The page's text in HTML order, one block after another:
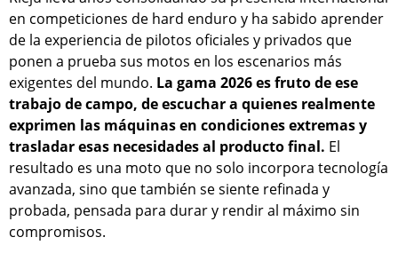
en competiciones de hard enduro y ha sabido aprender
de la experiencia de pilotos oficiales y privados que
ponen a prueba sus motos en los escenarios más
exigentes del mundo. La gama 2026 es fruto de ese
trabajo de campo, de escuchar a quienes realmente
exprimen las máquinas en condiciones extremas y
trasladar esas necesidades al producto final. El
resultado es una moto que no solo incorpora tecnología
avanzada, sino que también se siente refinada y
probada, pensada para durar y rendir al máximo sin
compromisos.